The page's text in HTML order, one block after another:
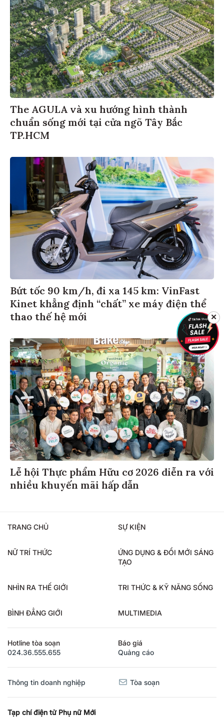
The AGULA và xu hướng hình thành
chuẩn sống mới tại cửa ngõ Tây Bắc
TP.HCM
Bứt tốc 90 km/h, đi xa 145 km: VinFast
Kinet khẳng định “chất” xe máy điện thể
thao thế hệ mới
Lễ hội Thực phẩm Hữu cơ 2026 diễn ra với
nhiều khuyến mãi hấp dẫn
TRANG CHỦ SỰ KIỆN
NỮ TRÍ THỨC
ỨNG DỤNG & ĐỔI MỚI SÁNG
TẠO
NHÌN RA THẾ GIỚI TRI THỨC & KỸ NĂNG SỐNG
BÌNH ĐẲNG GIỚI MULTIMEDIA
Hotline tòa soạn
024.36.555.655
Báo giá
Quảng cáo
Thông tin doanh nghiệp Tòa soạn
Tạp chí điện tử Phụ nữ Mới
✕